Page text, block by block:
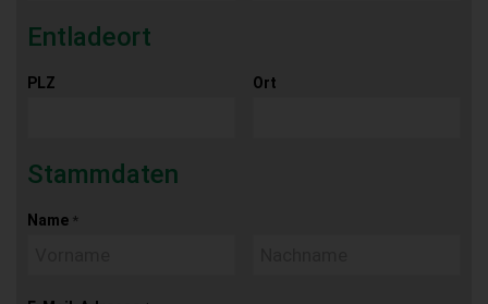
Entladeort
PLZ Ort
Stammdaten
Name *